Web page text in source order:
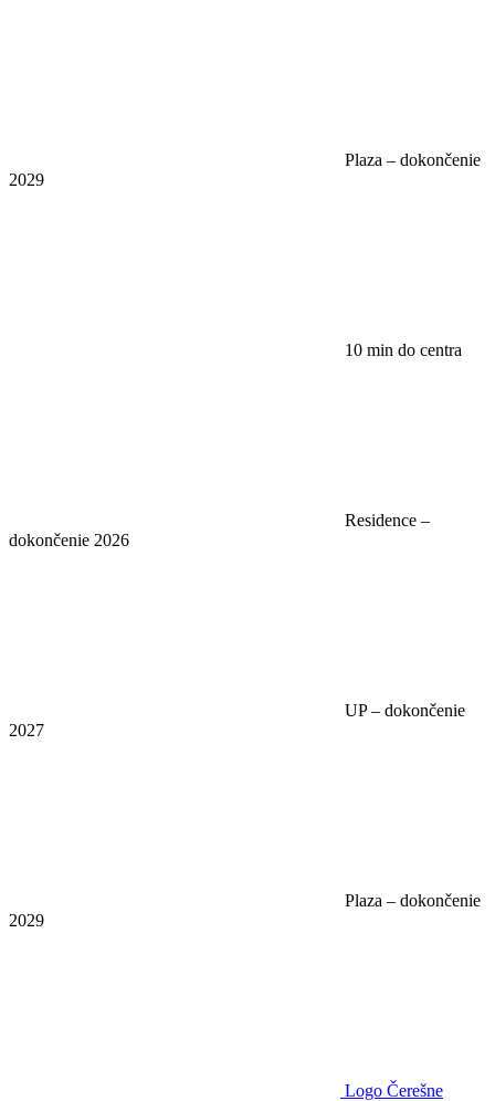
Plaza – dokončenie
2029
10 min do centra
Residence –
dokončenie 2026
UP – dokončenie
2027
Plaza – dokončenie
2029
Logo Čerešne